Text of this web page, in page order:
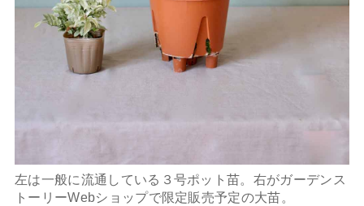
左は一般に流通している３号ポット苗。右がガーデンス
トーリーWebショップで限定販売予定の大苗。